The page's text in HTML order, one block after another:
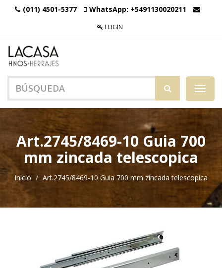
(011) 4501-5377 WhatsApp: +5491130020211
LOGIN
Menú
de
Art.2745/8469-10 Guia 700
mm zincada telescopica
Inicio Art.2745/8469-10 Guia 700 mm zincada telescopica